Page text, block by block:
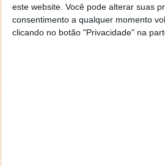
este website. Você pode alterar suas
consentimento a qualquer momento
clicando no botão "Privacidade" na
Proponha uma correção, faça uma